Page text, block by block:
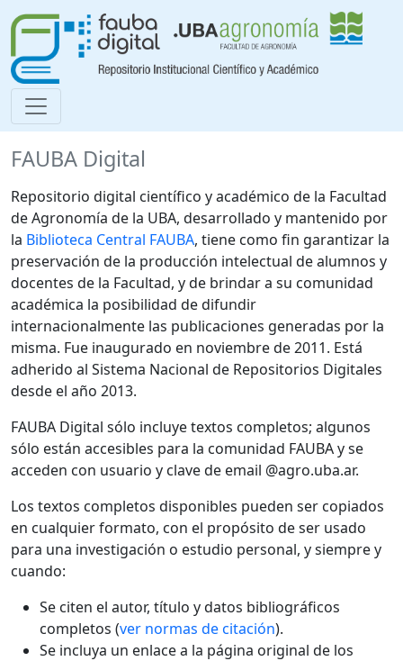
FAUBA Digital
Repositorio digital científico y académico de la Facultad
de Agronomía de la UBA, desarrollado y mantenido por
la Biblioteca Central FAUBA, tiene como fin garantizar la
preservación de la producción intelectual de alumnos y
docentes de la Facultad, y de brindar a su comunidad
académica la posibilidad de difundir
internacionalmente las publicaciones generadas por la
misma. Fue inaugurado en noviembre de 2011. Está
adherido al Sistema Nacional de Repositorios Digitales
desde el año 2013.
FAUBA Digital sólo incluye textos completos; algunos
sólo están accesibles para la comunidad FAUBA y se
acceden con usuario y clave de email @agro.uba.ar.
Los textos completos disponibles pueden ser copiados
en cualquier formato, con el propósito de ser usado
para una investigación o estudio personal, y siempre y
cuando:
Se citen el autor, título y datos bibliográficos
completos (ver normas de citación).
Se incluya un enlace a la página original de los